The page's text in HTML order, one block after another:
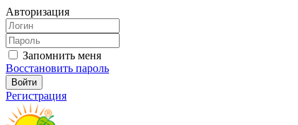
Авторизация
Запомнить меня
Восстановить пароль
Регистрация